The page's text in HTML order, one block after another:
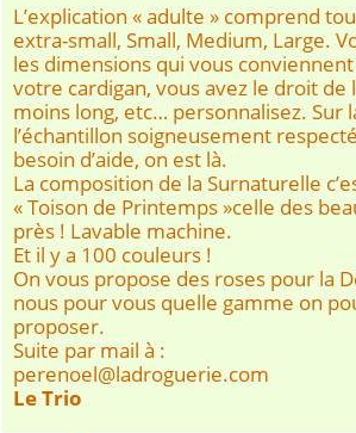
L’explication « adulte » comprend
extra-small, Small, Medium, Large.
les dimensions qui vous conviennent
votre cardigan, vous avez le droit
moins long, etc… personnalisez. Sur
l’échantillon soigneusement
besoin d’aide, on est là.
La composition de la Surnaturelle
« Toison de Printemps »celle des
près ! Lavable machine.
Et il y a 100 couleurs !
On vous propose des roses pour la
nous pour vous quelle gamme on
proposer.
Suite par mail à :
perenoel@ladroguerie.com
Le Trio